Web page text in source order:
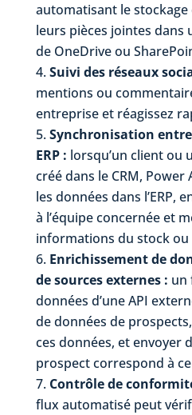
automatisant le stockage
leurs pièces jointes dans
de OneDrive ou
Suivi des réseaux
mentions ou
entreprise et réagissez
Synchronisation
ERP : lorsqu’un client ou
créé dans le CRM,
les données dans l’ERP,
à l’équipe concernée et
informations du stock
Enrichissement de
de sources externes : un
données d’une API
de données de
ces données, et envoyer
prospect correspond à
Contrôle de
flux automatisé peut